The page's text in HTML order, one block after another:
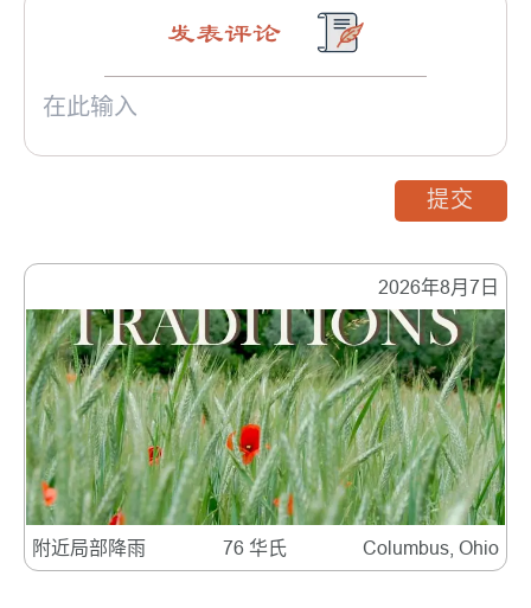
2026年8月7日
附近局部降雨 76 华氏 Columbus, Ohio
发表评论
提交